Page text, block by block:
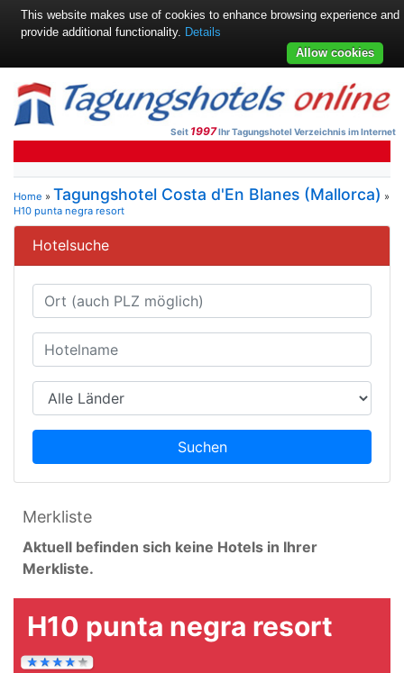
Seit 1997Ihr Tagungshotel Verzeichnis im Internet
Home » Tagungshotel Costa d'En Blanes (Mallorca) »
H10 punta negra resort
Hotelsuche
Suchen
Merkliste
Aktuell befinden sich keine Hotels in Ihrer
Merkliste.
H10 punta negra resort
This website makes use of cookies to enhance browsing experience and
provide additional functionality. Details
Allow cookies